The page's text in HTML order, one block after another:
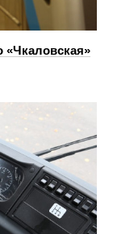
«Чкаловская»